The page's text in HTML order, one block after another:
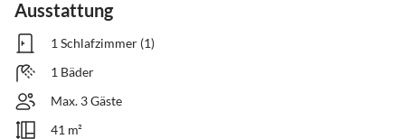
Ausstattung
1 Schlafzimmer (1)
1 Bäder
Max. 3 Gäste
41 m²